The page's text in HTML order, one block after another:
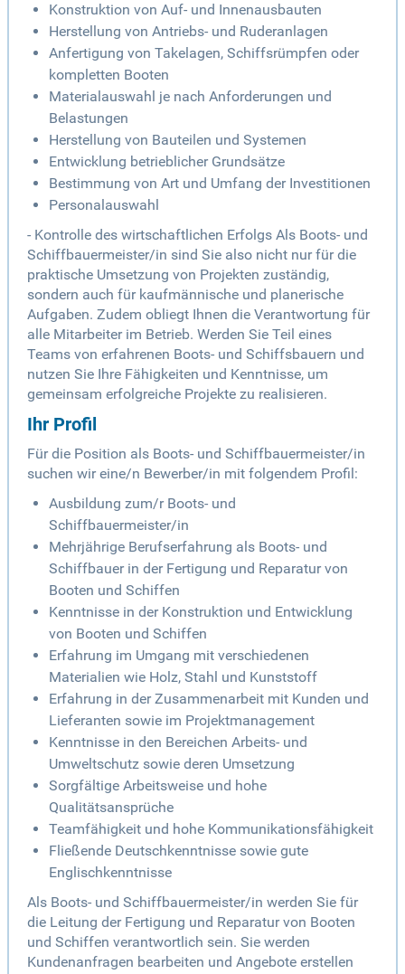
Konstruktion von Auf- und Innenausbauten
Herstellung von Antriebs- und Ruderanlagen
Anfertigung von Takelagen, Schiffsrümpfen oder
kompletten Booten
Materialauswahl je nach Anforderungen und
Belastungen
Herstellung von Bauteilen und Systemen
Entwicklung betrieblicher Grundsätze
Bestimmung von Art und Umfang der Investitionen
Personalauswahl
- Kontrolle des wirtschaftlichen Erfolgs Als Boots- und
Schiffbauermeister/in sind Sie also nicht nur für die
praktische Umsetzung von Projekten zuständig,
sondern auch für kaufmännische und planerische
Aufgaben. Zudem obliegt Ihnen die Verantwortung für
alle Mitarbeiter im Betrieb. Werden Sie Teil eines
Teams von erfahrenen Boots- und Schiffsbauern und
nutzen Sie Ihre Fähigkeiten und Kenntnisse, um
gemeinsam erfolgreiche Projekte zu realisieren.
Ihr Profil
Für die Position als Boots- und Schiffbauermeister/in
suchen wir eine/n Bewerber/in mit folgendem Profil:
Ausbildung zum/r Boots- und
Schiffbauermeister/in
Mehrjährige Berufserfahrung als Boots- und
Schiffbauer in der Fertigung und Reparatur von
Booten und Schiffen
Kenntnisse in der Konstruktion und Entwicklung
von Booten und Schiffen
Erfahrung im Umgang mit verschiedenen
Materialien wie Holz, Stahl und Kunststoff
Erfahrung in der Zusammenarbeit mit Kunden und
Lieferanten sowie im Projektmanagement
Kenntnisse in den Bereichen Arbeits- und
Umweltschutz sowie deren Umsetzung
Sorgfältige Arbeitsweise und hohe
Qualitätsansprüche
Teamfähigkeit und hohe Kommunikationsfähigkeit
Fließende Deutschkenntnisse sowie gute
Englischkenntnisse
Als Boots- und Schiffbauermeister/in werden Sie für
die Leitung der Fertigung und Reparatur von Booten
und Schiffen verantwortlich sein. Sie werden
Kundenanfragen bearbeiten und Angebote erstellen